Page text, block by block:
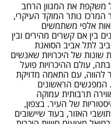
משקפת את המגוון הרחב
המרכז נותר המוקד העיקרי,
אלפי משתמשים
בין אם קשרים מהירים ובין
לתל אביב הסואנת
של היכרויות שאנשים
עולם ההיכרויות פועל
להווה, עם התאמה מדויקת
המפגשים הראשונים
תרבותית עמוקה
של העיר. בצפון,
האזור, בעוד שיישובים